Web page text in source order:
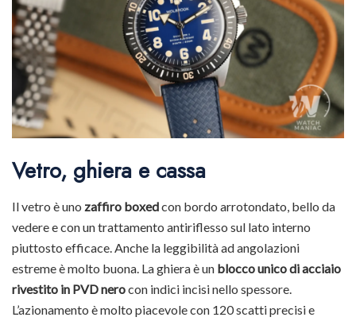
Vetro, ghiera e cassa
Il vetro è uno zaffiro boxedcon bordo arrotondato, bello da
vedere e con un trattamento antiriflesso sul lato interno
piuttosto efficace. Anche la leggibilità ad angolazioni
estreme è molto buona. La ghiera è un blocco unico di acciaio
rivestito in PVD nerocon indici incisi nello spessore.
L’azionamento è molto piacevole con 120 scatti precisi e